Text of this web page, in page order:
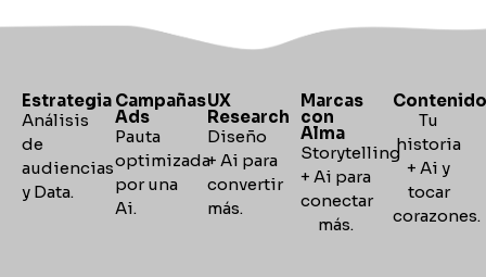
Estrategia
Análisis
de
audiencias
y Data.
Campañas
Ads
Pauta
optimizada
por una
Ai.
UX
Research
Diseño
+ Ai para
convertir
más.
Marcas
con
Alma
Storytelling
+Ai para
conectar
más.
Tu
historia
+ Ai y
tocar